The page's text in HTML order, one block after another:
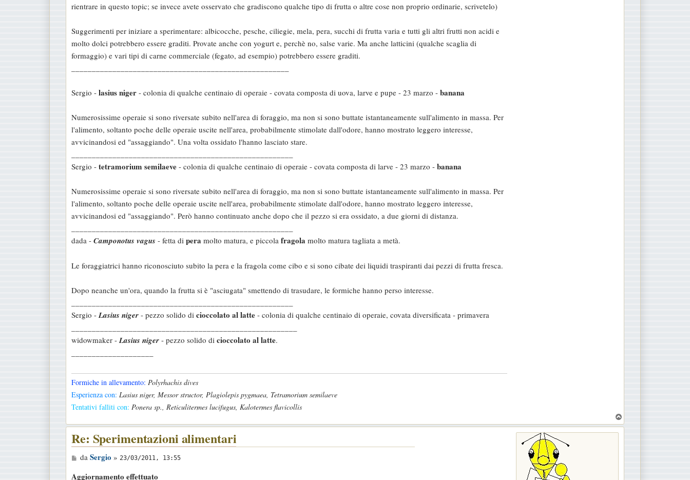
rientrare in questo topic; se invece avete osservato che gradiscono qualche tipo di frutta o altre cose non proprio ordinarie, scrivetelo)
Suggerimenti per iniziare a sperimentare: albicocche, pesche, ciliegie, mela, pera, succhi di frutta varia e tutti gli altri frutti non acidi e
molto dolci potrebbero essere graditi. Provate anche con yogurt e, perchè no, salse varie. Ma anche latticini (qualche scaglia di
formaggio) e vari tipi di carne commerciale (fegato, ad esempio) potrebbero essere graditi.
Sergio - lasius niger - colonia di qualche centinaio di operaie - covata composta di uova, larve e pupe - 23 marzo - banana
Numerosissime operaie si sono riversate subito nell'area di foraggio, ma non si sono buttate istantaneamente sull'alimento in massa. Per
l'alimento, soltanto poche delle operaie uscite nell'area, probabilmente stimolate dall'odore, hanno mostrato leggero interesse,
avvicinandosi ed "assaggiando". Una volta ossidato l'hanno lasciato stare.
Sergio - tetramorium semilaeve - colonia di qualche centinaio di operaie - covata composta di larve - 23 marzo - banana
Numerosissime operaie si sono riversate subito nell'area di foraggio, ma non si sono buttate istantaneamente sull'alimento in massa. Per
l'alimento, soltanto poche delle operaie uscite nell'area, probabilmente stimolate dall'odore, hanno mostrato leggero interesse,
avvicinandosi ed "assaggiando". Però hanno continuato anche dopo che il pezzo si era ossidato, a due giorni di distanza.
dada - Camponotus vagus - fetta di pera molto matura, e piccola fragola molto matura tagliata a metà.
Le foraggiatrici hanno riconosciuto subito la pera e la fragola come cibo e si sono cibate dei liquidi traspiranti dai pezzi di frutta fresca.
Dopo neanche un'ora, quando la frutta si è "asciugata" smettendo di trasudare, le formiche hanno perso interesse.
Sergio -Lasius niger - pezzo solido di cioccolato al latte - colonia di qualche centinaio di operaie, covata diversificata - primavera
widowmaker -Lasius niger - pezzo solido di cioccolato al latte.
Formiche in allevamento: Polyrhachis dives
Esperienza con: Lasius niger, Messor structor, Plagiolepis pygmaea, Tetramorium semilaeve
Tentativi falliti con: Ponera sp., Reticulitermes lucifugus, Kalotermes flavicollis
o
Re: Sperimentazioni alimentari
M
da Sergio » 23/03/2011, 13:55
Aggiornamento effettuato